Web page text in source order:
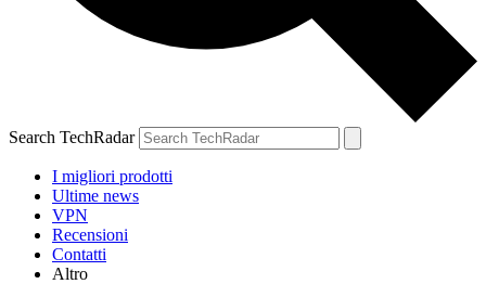
Search TechRadar
I migliori prodotti
Ultime news
VPN
Recensioni
Contatti
Altro